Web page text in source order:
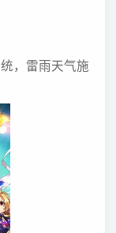
，雷雨天气施